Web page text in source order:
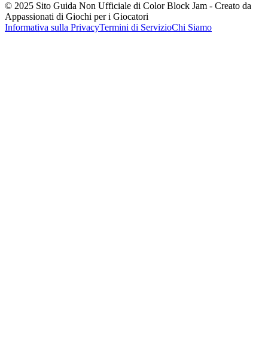
© 2025 Sito Guida Non Ufficiale di Color Block Jam - Creato da
Appassionati di Giochi per i Giocatori
Informativa sulla PrivacyTermini di ServizioChi Siamo